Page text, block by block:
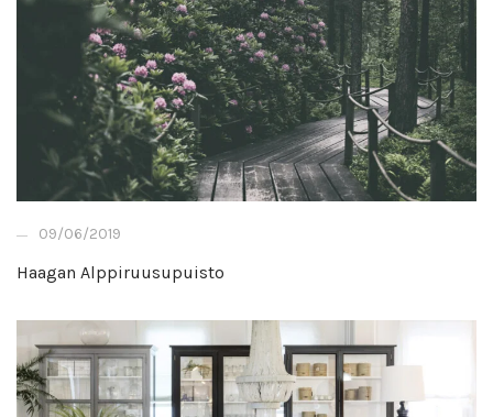
09/06/2019
Haagan Alppiruusupuisto